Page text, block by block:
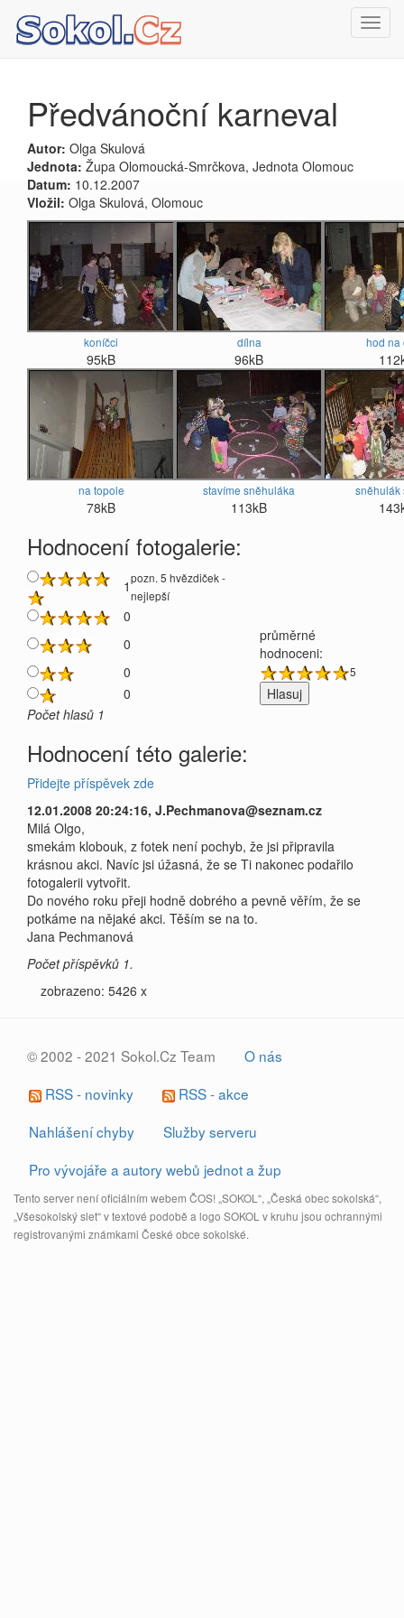
Předvánoční karneval
Autor: Olga Skulová
Jednota: Župa Olomoucká-Smrčkova, Jednota Olomouc
Datum: 10.12.2007
Vložil: Olga Skulová, Olomouc
koníčci
95kB
dílna
96kB
hod na
na topole
78kB
stavíme sněhuláka
113kB
sněhulák
Hodnocení fotogalerie:
1pozn. 5 hvězdiček -
nejlepší
0
0
průměrné
hodnoceni:
0
5
0
Počet hlasů 1
Hodnocení této galerie:
Přidejte příspěvek zde
12.01.2008 20:24:16, J.Pechmanova@seznam.cz
Milá Olgo,
smekám klobouk, z fotek není pochyb, že jsi připravila
krásnou akci. Navíc jsi úžasná, že se Ti nakonec podařilo
fotogalerii vytvořit.
Do nového roku přeji hodně dobrého a pevně věřím, že se
potkáme na nějaké akci. Těším se na to.
Jana Pechmanová
Počet příspěvků 1.
zobrazeno: 5426 x
© 2002 - 2021 Sokol.Cz Team
O nás
RSS - novinky
RSS - akce
Nahlášení chyby
Služby serveru
Pro vývojáře a autory webů jednot a žup
Tento server není oficiálním webem ČOS! „SOKOL“, „Česká obec sokolská“,
„Všesokolský slet“ v textové podobě a logo SOKOL v kruhu jsou ochrannými
registrovanými známkami České obce sokolské.